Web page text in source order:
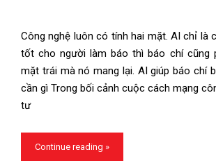
Công nghệ luôn có tính hai mặt. AI chỉ là
tốt cho người làm báo thì báo chí cũng
mặt trái mà nó mang lại. AI giúp báo chí
cần gì Trong bối cảnh cuộc cách mạng
tư
Continue reading »